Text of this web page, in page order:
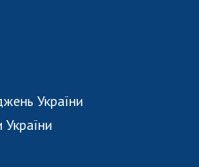
України
України